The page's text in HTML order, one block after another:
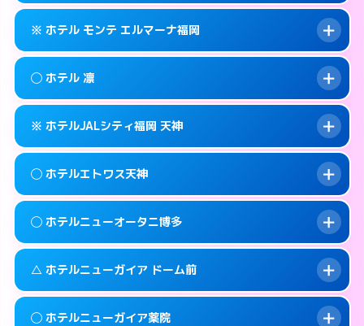
info このホテルの詳細ページを見る →
info このホテルの詳細ページを見る →
案内方法: 状況により派遣できません。
smartphone 092-406-1331
map 福岡市中央区西中洲12-18
info このホテルの詳細ページを見る →
案内方法:
smartphone 092-771-7717
map 福岡市中央区春吉3-14-27
info このホテルの詳細ページを見る →
※ ホテル モンテ エルマーナ福岡
案内方法:カードキーにつきホテルの入り口で
待ち合わせ。
info このホテルの詳細ページを見る →
◯ ホテル 凛
案内方法:
女性が直接お部屋まで伺います。
smartphone 092-718-8300
map 福岡市中央区春吉3-14-14
info このホテルの詳細ページを見る →
※ ホテルJALシティ福岡 天神
案内方法:
カードキーにつきホテルの入り口で
待ち合わせ。
info このホテルの詳細ページを見る →
◯ ホテルエトワス天神
案内方法:
女性が直接お部屋まで伺います。
smartphone 092-737-3233
map 福岡市中央区天神3-5-18
◯ ホテルニューオータニ博多
案内方法:
女性が直接お部屋まで伺います。
△ ホテルニューガイア ドーム前
◯ ホテルニューガイア薬院